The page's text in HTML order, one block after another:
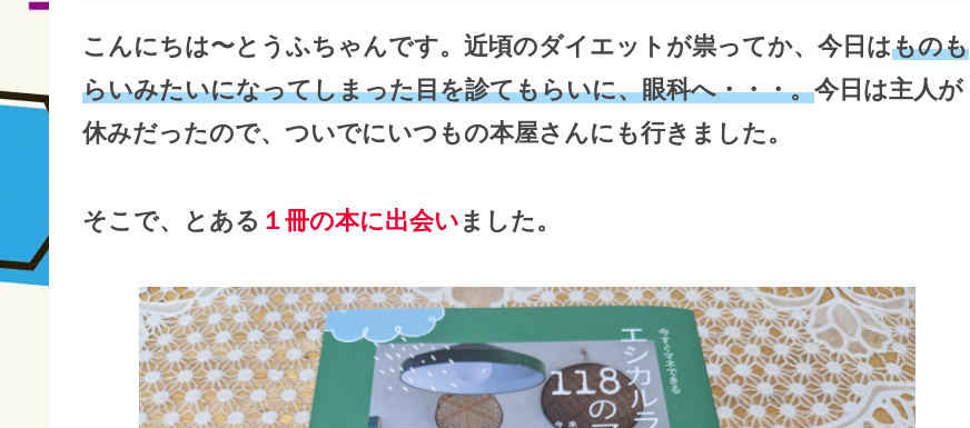
こんにちは〜とうふちゃんです。近頃のダイエットが祟ってか、今日はものも
らいみたいになってしまった目を診てもらいに、眼科へ・・・。今日は主人が
休みだったので、ついでにいつもの本屋さんにも行きました。
そこで、とある １冊の本に出会い ました。